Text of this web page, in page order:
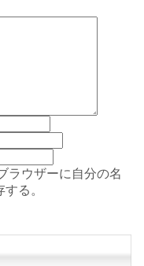
ラウザーに自分の名
る。